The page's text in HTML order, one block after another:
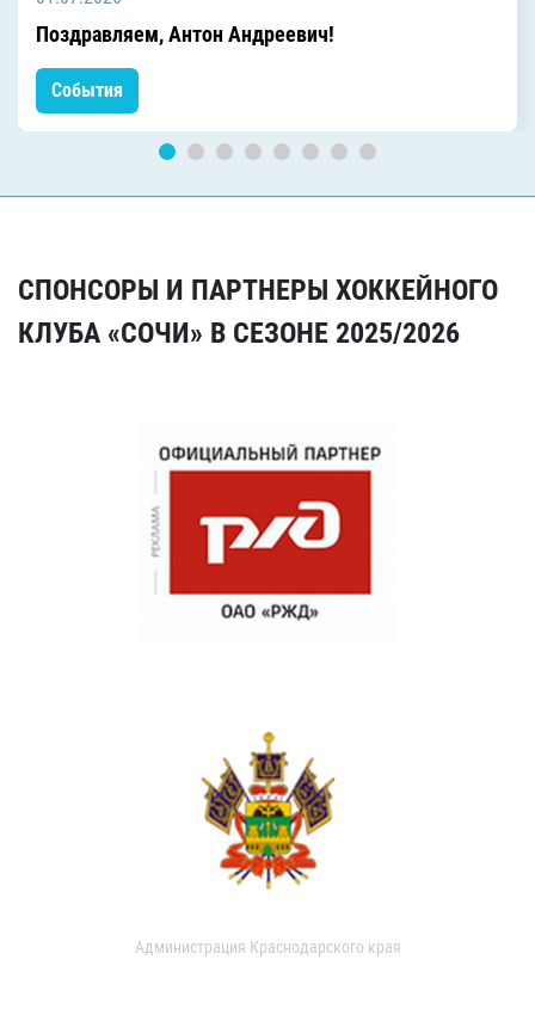
Поздравляем, Антон Андреевич!
События
СПОНСОРЫ И ПАРТНЕРЫ ХОККЕЙНОГО
КЛУБА «СОЧИ» В СЕЗОНЕ 2025/2026
Администрация Краснодарского края